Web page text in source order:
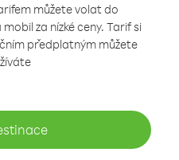
můžete volat do
za nízké ceny. Tarif si
předplatným můžete